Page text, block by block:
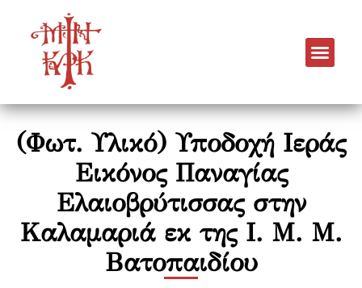
(Φωτ. Υλικό) Υποδοχή Ιεράς
Εικόνος Παναγίας
Ελαιοβρύτισσας στην
Καλαμαριά εκ της Ι. Μ. Μ.
Βατοπαιδίου